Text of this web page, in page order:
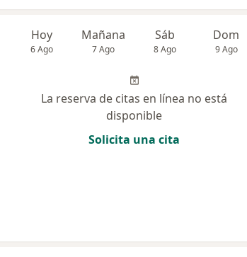
Hoy
6 Ago
Mañana
7 Ago
Sáb
8 Ago
Dom
9 Ago
La reserva de citas en línea no está
disponible
Solicita una cita